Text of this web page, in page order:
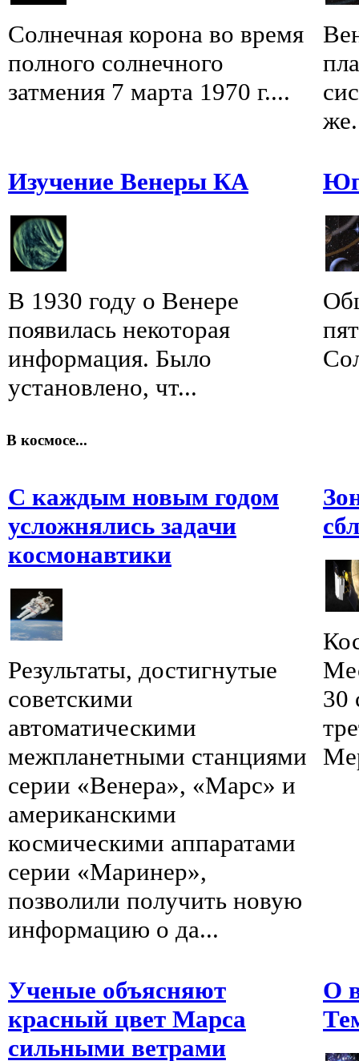
Солнечная корона во время
полного солнечного
затмения 7 марта 1970 г....
Изучение Венеры КА
В 1930 году о Венере
появилась некоторая
информация. Было
установлено, чт...
В космосе...
С каждым новым годом
усложнялись задачи
космонавтики
Результаты, достигнутые
советскими
автоматическими
межпланетными станциями
серии «Венера», «Марс» и
американскими
космическими аппаратами
серии «Маринер»,
позволили получить новую
информацию о да...
30
Ученые объясняют
красный цвет Марса
сильными ветрами
О